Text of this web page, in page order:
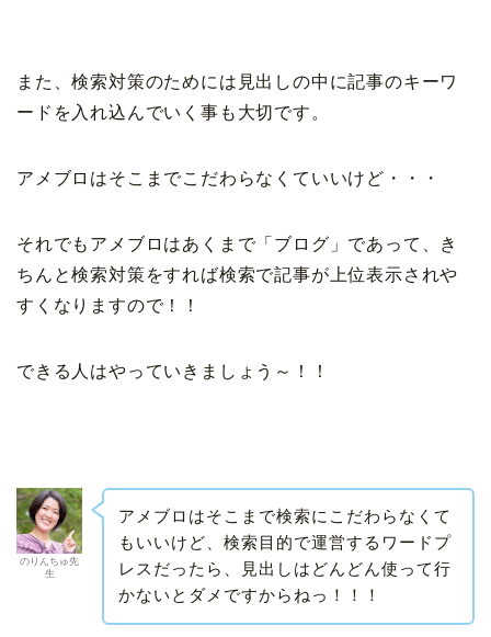
また、検索対策のためには見出しの中に記事のキーワ
ードを入れ込んでいく事も大切です。
アメブロはそこまでこだわらなくていいけど・・・
それでもアメブロはあくまで「ブログ」であって、き
ちんと検索対策をすれば検索で記事が上位表示されや
すくなりますので！！
できる人はやっていきましょう～！！
のりんちゅ先
生
アメブロはそこまで検索にこだわらなくて
もいいけど、検索目的で運営するワードプ
レスだったら、見出しはどんどん使って行
かないとダメですからねっ！！！